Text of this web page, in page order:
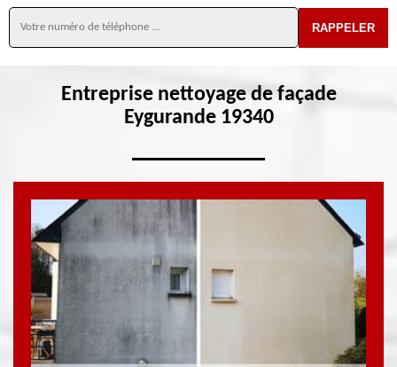
Entreprise nettoyage de façade
Eygurande 19340